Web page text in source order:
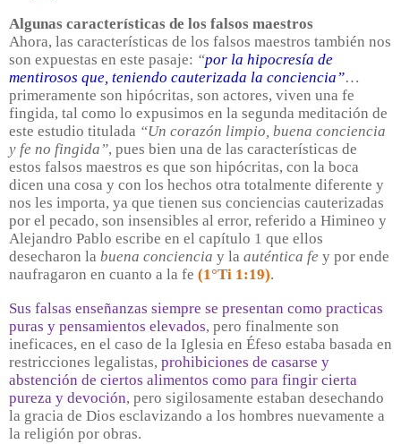
Algunas características de los falsos maestros
Ahora, las características de los falsos maestros también nos
son expuestas en este pasaje: “por la hipocresía de
mentirosos que, teniendo cauterizada la conciencia”…
primeramente son hipócritas, son actores, viven una fe
fingida, tal como lo expusimos en la segunda meditación de
este estudio titulada “Un corazón limpio, buena conciencia
y fe no fingida”, pues bien una de las características de
estos falsos maestros es que son hipócritas, con la boca
dicen una cosa y con los hechos otra totalmente diferente y
nos les importa, ya que tienen sus conciencias cauterizadas
por el pecado, son insensibles al error, referido a Himineo y
Alejandro Pablo escribe en el capítulo 1 que ellos
desecharon la buena conciencia y la auténtica fe y por ende
naufragaron en cuanto a la fe (1°Ti 1:19).
Sus falsas enseñanzas siempre se presentan como practicas
puras y pensamientos elevados, pero finalmente son
ineficaces, en el caso de la Iglesia en Éfeso estaba basada en
restricciones legalistas, prohibiciones de casarse y
abstención de ciertos alimentos como para fingir cierta
pureza y devoción, pero sigilosamente estaban desechando
la gracia de Dios esclavizando a los hombres nuevamente a
la religión por obras.